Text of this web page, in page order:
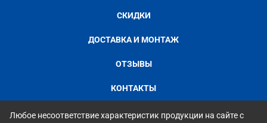
СКИДКИ
ДОСТАВКА И МОНТАЖ
ОТЗЫВЫ
КОНТАКТЫ
Любое несоответствие характеристик продукции на сайте с